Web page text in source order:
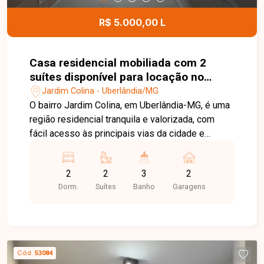
R$ 5.000,00 L
Casa residencial mobiliada com 2
suítes disponível para locação no
bairro Jardim Colina em Uberlândia-
MG
Jardim Colina - Uberlândia/MG
O bairro Jardim Colina, em Uberlândia-MG, é uma
região residencial tranquila e valorizada, com
fácil acesso às principais vias da cidade e
supermercados, escolas, farmácias e diversos
comércios, oferece praticidade, segurança e
qualidade de vida para toda a família. Linda casa
rack/painel com TV, mesa com cadeiras e
cortinas, lavabo, cozinha com armários
2
Dorm.
2
Suítes
3
Banho
2
Garagens
Cód. 53084